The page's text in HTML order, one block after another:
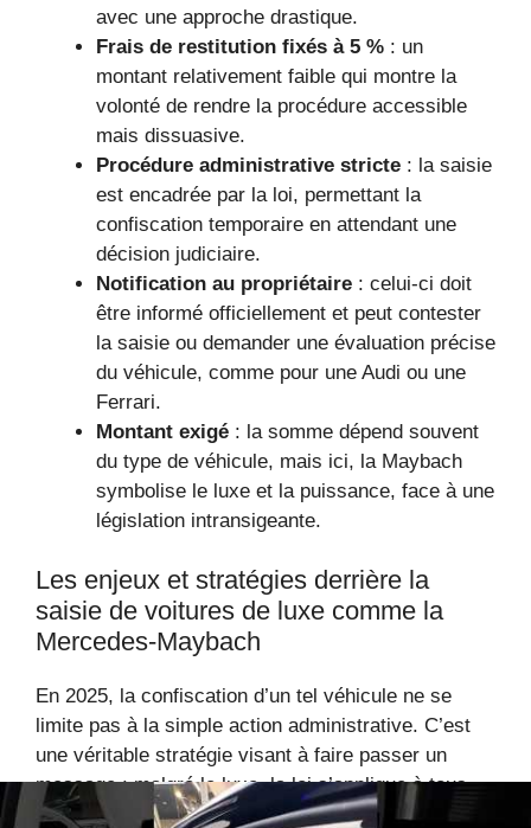
avec une approche drastique.
Frais de restitution fixés à 5 % : un
montant relativement faible qui montre la
volonté de rendre la procédure accessible
mais dissuasive.
Procédure administrative stricte : la saisie
est encadrée par la loi, permettant la
confiscation temporaire en attendant une
décision judiciaire.
Notification au propriétaire : celui-ci doit
être informé officiellement et peut contester
la saisie ou demander une évaluation précise
du véhicule, comme pour une Audi ou une
Ferrari.
Montant exigé : la somme dépend souvent
du type de véhicule, mais ici, la Maybach
symbolise le luxe et la puissance, face à une
législation intransigeante.
Les enjeux et stratégies derrière la
saisie de voitures de luxe comme la
Mercedes-Maybach
En 2025, la confiscation d’un tel véhicule ne se
limite pas à la simple action administrative. C’est
une véritable stratégie visant à faire passer un
message : malgré le luxe, la loi s’applique à tous,
même aux propriétaires de Lamborghini ou Rolls-